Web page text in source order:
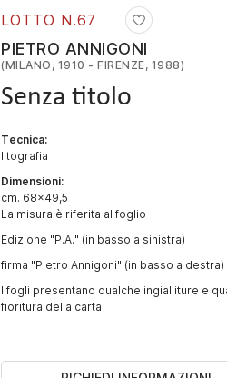
LOTTO N.67
PIETRO ANNIGONI
(MILANO, 1910 - FIRENZE, 1988)
Senza titolo
Tecnica:
litografia
Dimensioni:
cm. 68x49,5
La misura è riferita al foglio
Edizione "P.A." (in basso a sinistra)
firma "Pietro Annigoni" (in basso a destra)
I fogli presentano qualche ingialliture e
fioritura della carta